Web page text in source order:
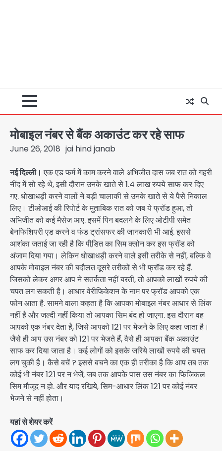
मोबाइल नंबर से बैंक अकाउंट कर रहे साफ
June 26, 2018 jai hind janab
नई दिल्ली। एक एड फर्म में काम करने वाले अभिजीत दास जब रात को गहरी
नींद में सो रहे थे, इसी दौरान उनके खाते से 1.4 लाख रुपये साफ कर दिए
गए. धोखाधड़ी करने वालों ने बड़ी चालाकी से उनके खाते से ये पैसे निकाल
लिए। टीओआई की रिपोर्ट के मुताबिक रात को जब ये फ्रॉड हुआ, तो
अभिजीत को कई मैसेज आए. इसमें पिन बदलने के लिए ओटीपी समेत
बेनफिशियरी एड करने व फंड ट्रांसफर की जानकारी भी आई. इससे
आशंका जताई जा रही है कि पीडि़त का सिम क्लोन कर इस फ्रॉड को
अंजाम दिया गया। लेकिन धोखाधड़ी करने वाले इसी तरीके से नहीं, बल्कि वे
आपके मोबाइल नंबर की बदौलत दूसरे तरीकों से भी फ्रॉड कर रहे हैं.
जिसको लेकर अगर आप ने सतर्कता नहीं बरती, तो आपको लाखों रुपये की
चपत लग सकती है। आधार वेरीफिकेशन के नाम पर फ्रॉड आपको एक
फोन आता है. सामने वाला कहता है कि आपका मोबाइल नंबर आधार से लिंक
नहीं है और जल्दी नहीं किया तो आपका सिम बंद हो जाएगा. इस दौरान वह
आपको एक नंबर देता है, जिसे आपको 121 पर भेजने के लिए कहा जाता है।
जैसे ही आप उस नंबर को 121 पर भेजते हैं, वैसे ही आपका बैंक अकाउंट
साफ कर दिया जाता है। कई लोगों को इसके जरिये लाखों रुपये की चपत
लग चुकी है। कैसे बचें ? इससे बचने का एक ही तरीका है कि आप तब तक
कोई भी नंबर 121 पर न भेजें, जब तक आपके पास उस नंबर का फिजिकल
सिम मौजूद न हो. और याद रखिये, सिम-आधार लिंक 121 पर कोई नंबर
भेजने से नहीं होता।
यहां से शेयर करें